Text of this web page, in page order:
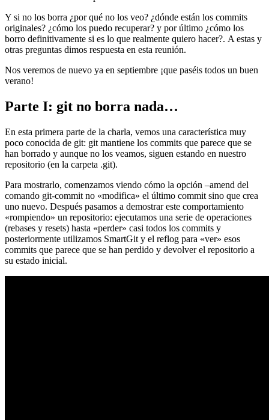
Y si no los borra ¿por qué no los veo? ¿dónde están los commits
originales? ¿cómo los puedo recuperar? y por último ¿cómo los
borro definitivamente si es lo que realmente quiero hacer?. A estas y
otras preguntas dimos respuesta en esta reunión.
Nos veremos de nuevo ya en septiembre ¡que paséis todos un buen
verano!
Parte I: git no borra nada…
En esta primera parte de la charla, vemos una característica muy
poco conocida de git: git mantiene los commits que parece que se
han borrado y aunque no los veamos, siguen estando en nuestro
repositorio (en la carpeta .git).
Para mostrarlo, comenzamos viendo cómo la opción –amend del
comando git-commit no «modifica» el último commit sino que crea
uno nuevo. Después pasamos a demostrar este comportamiento
«rompiendo» un repositorio: ejecutamos una serie de operaciones
(rebases y resets) hasta «perder» casi todos los commits y
posteriormente utilizamos SmartGit y el reflog para «ver» esos
commits que parece que se han perdido y devolver el repositorio a
su estado inicial.